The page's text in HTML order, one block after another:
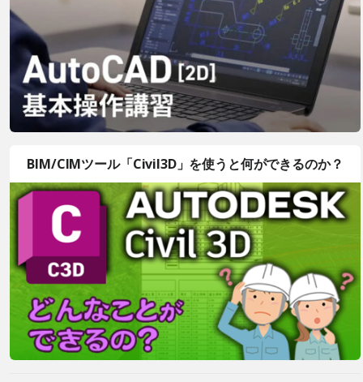
BIM/CIMツール「Civil3D」を使うと何ができるのか？